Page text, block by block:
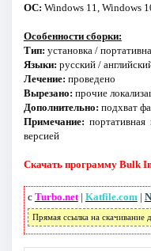
ОС: Windows 11, Windows
Особенности сборки:
Тип: установка /
Языки: русский /
Лечение: проведено
Вырезано: прочие
Дополнительно: подхват
Примечание:
версией
Скачать программу Bulk
с Turbo.net| Katfile.com|
Прямая ссылка на скачивание